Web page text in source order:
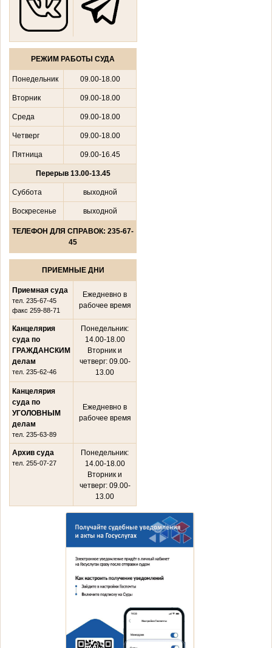
РЕЖИМ РАБОТЫ СУДА
Понедельник 09.00-18.00
Вторник 09.00-18.00
Среда 09.00-18.00
Четверг 09.00-18.00
Пятница 09.00-16.45
Перерыв 13.00-13.45
Суббота выходной
Воскресенье выходной
ТЕЛЕФОН ДЛЯ СПРАВОК: 235-67-
45
ПРИЕМНЫЕ ДНИ
Приемная суда
тел. 235-67-45
факс 259-88-71
Ежедневно в
рабочее время
Канцелярия
суда по
ГРАЖДАНСКИМ
делам
тел. 235-62-46
Понедельник:
14.00-18.00
Вторник и
четверг: 09.00-
13.00
Канцелярия
суда по
УГОЛОВНЫМ
делам
тел. 235-63-89
Ежедневно в
рабочее время
Архив суда
тел. 255-07-27
Понедельник:
14.00-18.00
Вторник и
четверг: 09.00-
13.00